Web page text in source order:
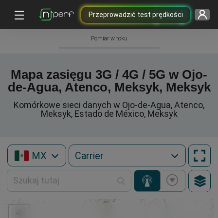
Przeprowadzić test prędkości
Pomiar w toku
Mapa zasięgu 3G / 4G / 5G w Ojo-
de-Agua, Atenco, Meksyk, Meksyk
Komórkowe sieci danych w Ojo-de-Agua, Atenco,
Meksyk, Estado de México, Meksyk
MX